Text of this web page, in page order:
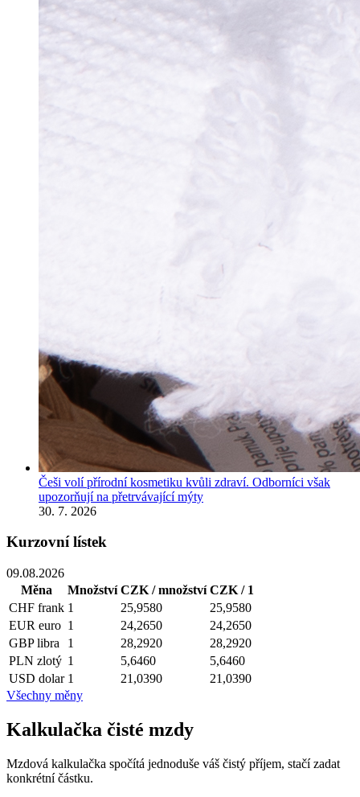
Češi volí přírodní kosmetiku kvůli zdraví. Odborníci však
upozorňují na přetrvávající mýty
30. 7. 2026
Kurzovní lístek
09.08.2026
Měna
Množství CZK / množství CZK / 1
CHF frank 1 25,9580
25,9580
EUR euro 1 24,2650
24,2650
GBP libra 1 28,2920
28,2920
PLN zlotý 1 5,6460
5,6460
USD dolar 1 21,0390
21,0390
Všechny měny
Kalkulačka čisté mzdy
Mzdová kalkulačka spočítá jednoduše váš čistý příjem, stačí zadat
konkrétní částku.